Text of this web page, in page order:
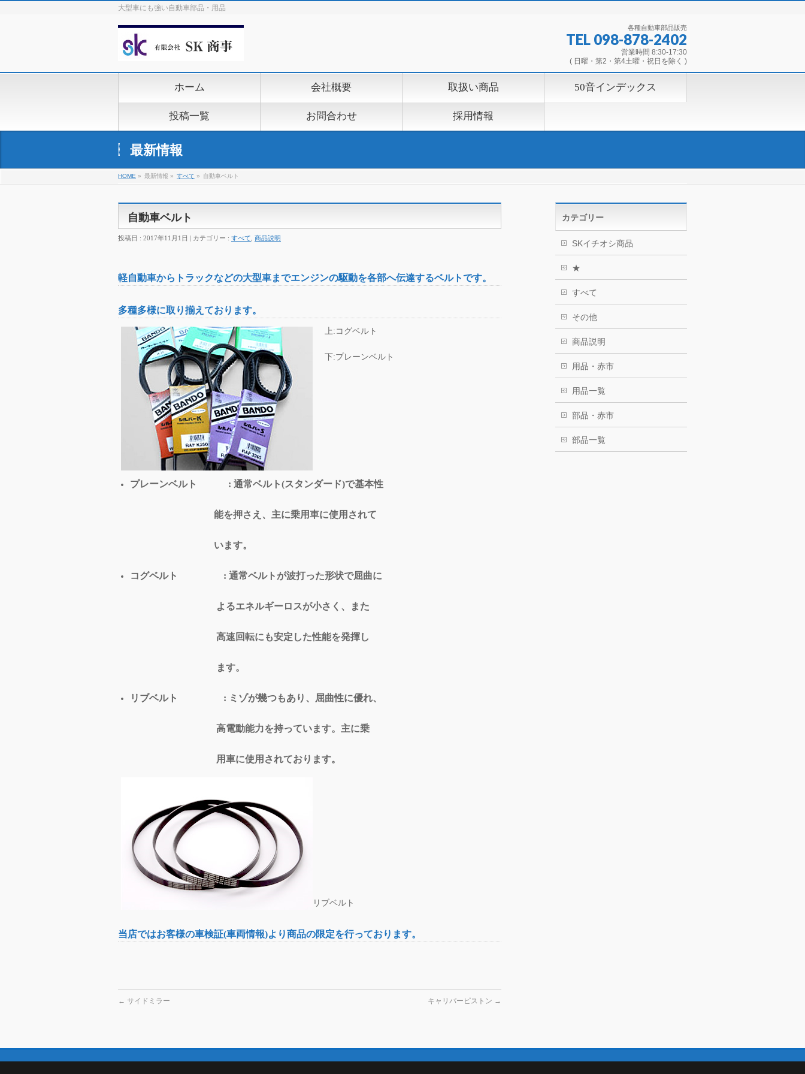
大型車にも強い自動車部品・用品
各種自動車部品販売
TEL 098-878-2402
営業時間 8:30-17:30
( 日曜・第2・第4土曜・祝日を除く )
ホーム 会社概要 取扱い商品 50音インデックス
投稿一覧 お問合わせ 採用情報
最新情報
HOME » 最新情報 » すべて » 自動車ベルト
自動車ベルト
投稿日 : 2017年11月1日 | カテゴリー : すべて 商品説明
軽自動車からトラックなどの大型車までエンジンの駆動を各部へ伝達するベルトです。
多種多様に取り揃えております。
上:コグベルト
下:プレーンベルト
プレーンベルト : 通常ベルト(スタンダード)で基本性
能を押さえ、主に乗用車に使用されて
います。
コグベルト : 通常ベルトが波打った形状で屈曲に
よるエネルギーロスが小さく、また
高速回転にも安定した性能を発揮し
ます。
リブベルト : ミゾが幾つもあり、屈曲性に優れ、
高電動能力を持っています。主に乗
用車に使用されております。
リブベルト
当店ではお客様の車検証(車両情報)より商品の限定を行っております。
← サイドミラー キャリパーピストン →
カテゴリー
SKイチオシ商品
★
すべて
その他
商品説明
用品・赤市
用品一覧
部品・赤市
部品一覧